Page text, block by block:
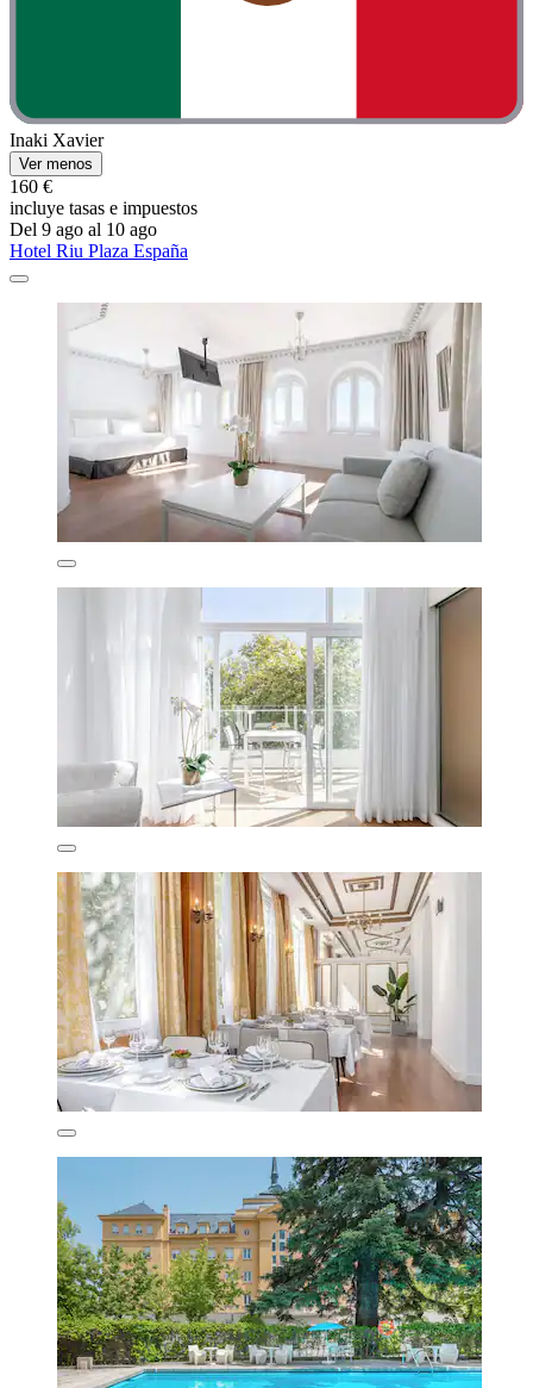
Inaki Xavier
Ver menos
160 €
incluye tasas e impuestos
Del 9 ago al 10 ago
Hotel Riu Plaza España